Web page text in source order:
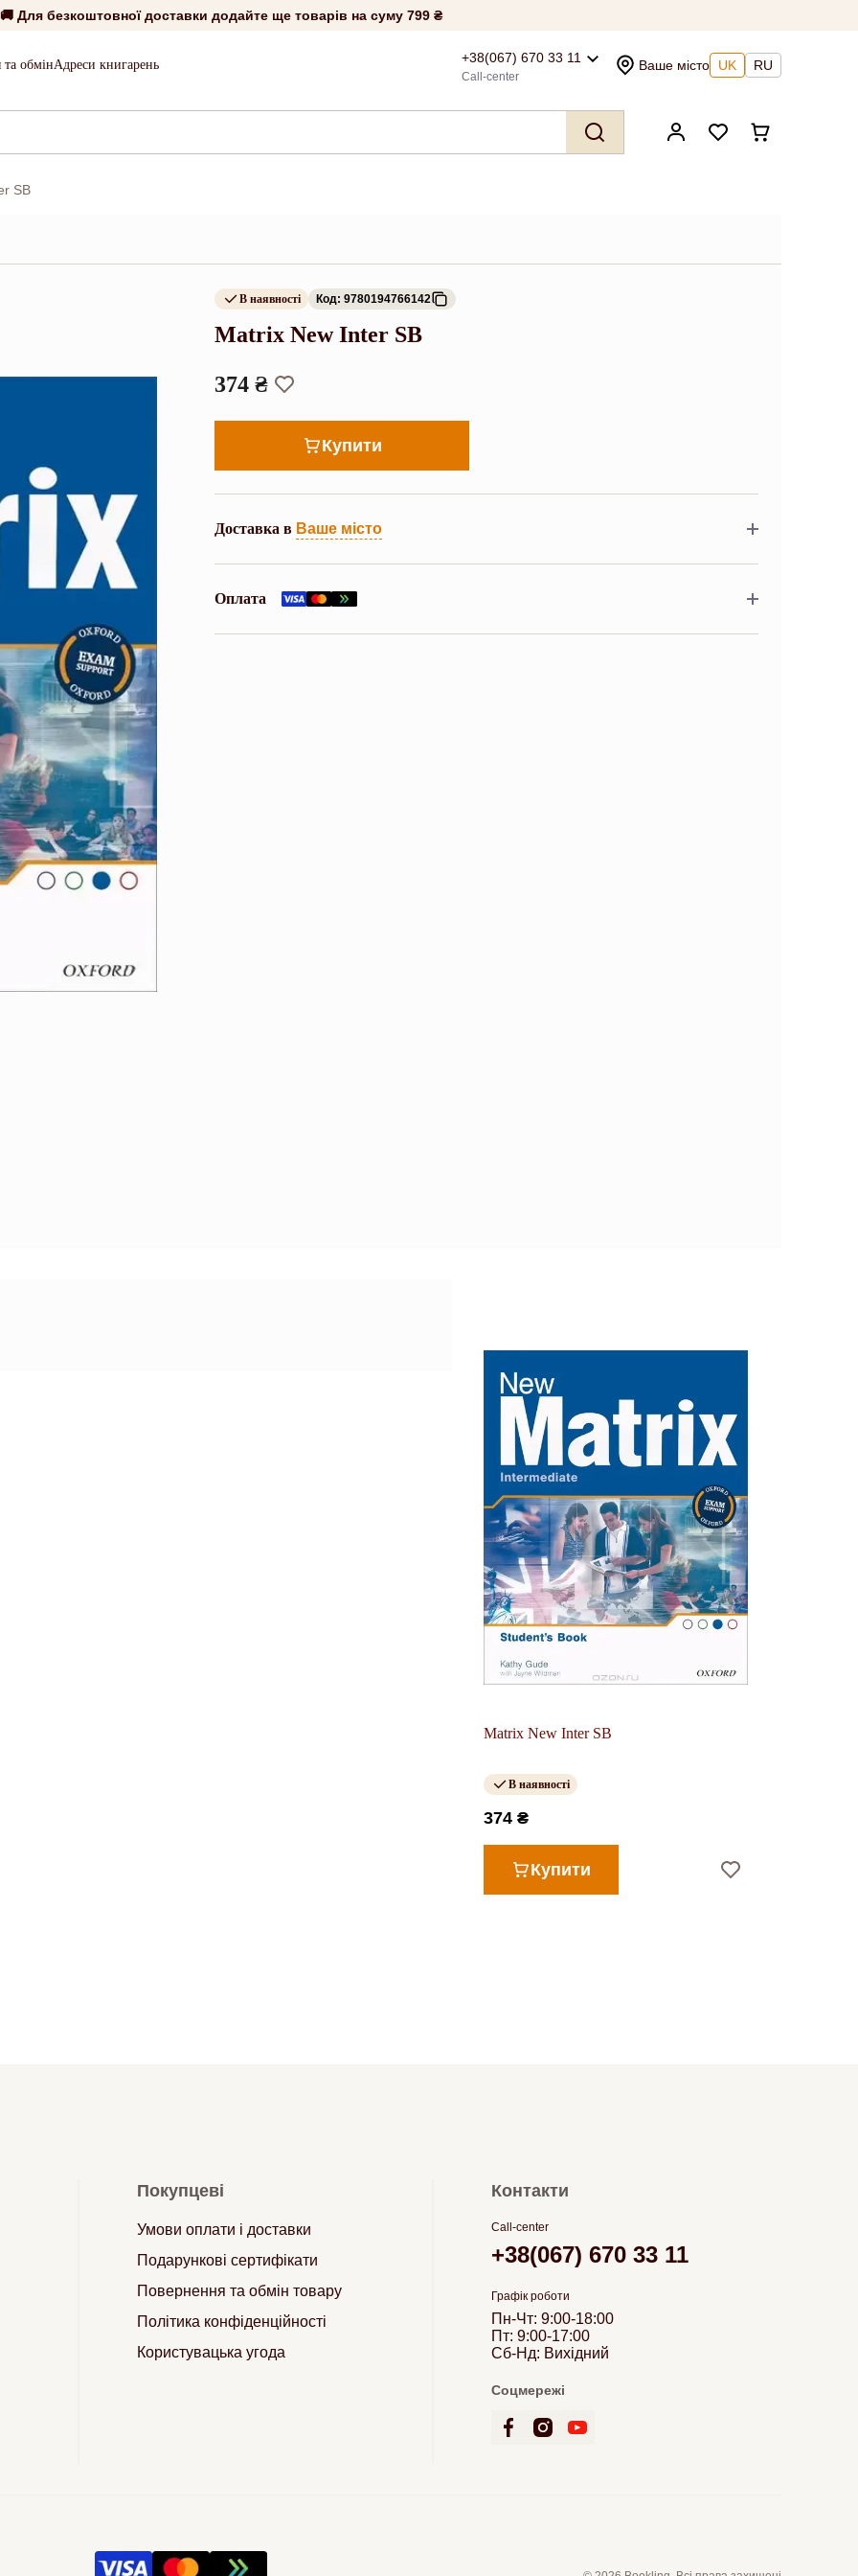
🚚 Для безкоштовної доставки додайте ще товарів на суму 799 ₴
обмінАдреси книгарень +38(067) 670 33 11
Call-center
Ваше місто UK RU
SB
В наявності Код: 9780194766142
Matrix New Inter SB
374 ₴
Купити
Доставка в Ваше місто
Оплата
Matrix New Inter SB
В наявності
374 ₴
Купити
Покупцеві
Умови оплати і доставки
Подарункові сертифікати
Повернення та обмін товару
Політика конфіденційності
Користувацька угода
Контакти
Call-center
+38(067) 670 33 11
Графік роботи
Пн-Чт: 9:00-18:00
Пт: 9:00-17:00
Сб-Нд: Вихідний
Соцмережі